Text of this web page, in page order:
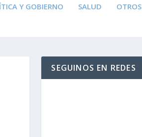
Y GOBIERNO SALUD OTROS
SEGUINOS EN REDES